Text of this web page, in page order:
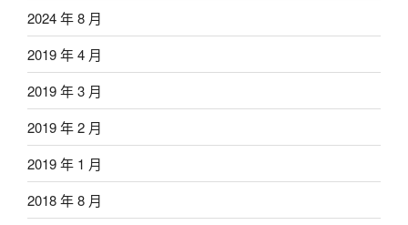
2024 年 8 月
2019 年 4 月
2019 年 3 月
2019 年 2 月
2019 年 1 月
2018 年 8 月